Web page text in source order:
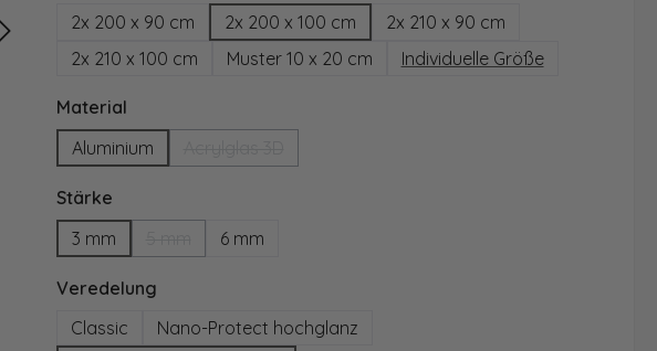
2x 200 x 90 cm
2x 200 x 100 cm
2x 210 x 90 cm
2x 210 x 100 cm
Muster 10 x 20 cm Individuelle Größe
Materialauswählen
Aluminium
Stärkeauswählen
3 mm
(Diese Option ist zurzeit nicht verfügbar.)
6 mm
Veredelungauswählen
Classic
Nano-Protect hochglanz